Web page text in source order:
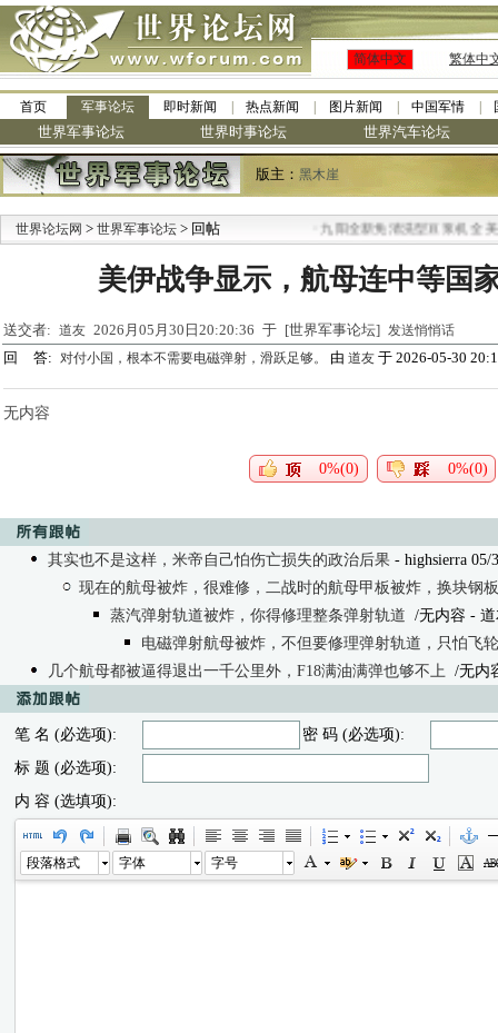
简体中文 繁体中
首页 军事论坛 即时新闻 热点新闻 图片新闻 中国军情
世界军事论坛 世界时事论坛 世界汽车论坛
版主： 黑木崖
世界论坛网 > 世界军事论坛 > 回帖 九阳全新免清洗型豆浆机 全美最
美伊战争显示，航母连中等国
送交者: 道友 2026月05月30日20:20:36 于 [世界军事论坛] 发送悄悄话
回 答: 对付小国，根本不需要电磁弹射，滑跃足够。 由 道友 于 2026-05-30
无内容
0%(0) 0%(0)
其实也不是这样，米帝自己怕伤亡损失的政治后果 - highsierra 05/
现在的航母被炸，很难修，二战时的航母甲板被炸，换块钢
蒸汽弹射轨道被炸，你得修理整条弹射轨道 /无内容 - 道
电磁弹射航母被炸，不但要修理弹射轨道，只怕飞
几个航母都被逼得退出一千公里外，F18满油满弹也够不上 /无内
笔 名 (必选项):
密 码 (必选项):
标 题 (必选项):
内 容 (选填项):
段落格式 字体 字号